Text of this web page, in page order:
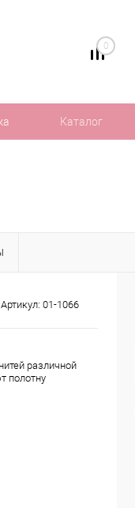
0
Каталог
Артикул: 01-1066
различной
полотну